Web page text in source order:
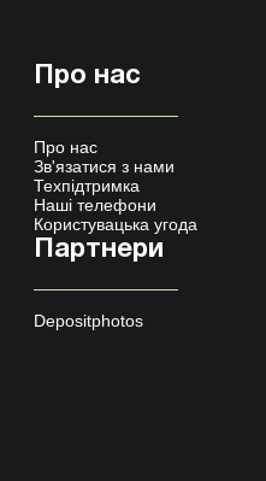
Про нас
Про нас
Зв'язатися з нами
Техпідтримка
Наші телефони
Користувацька угода
Партнери
Depositphotos